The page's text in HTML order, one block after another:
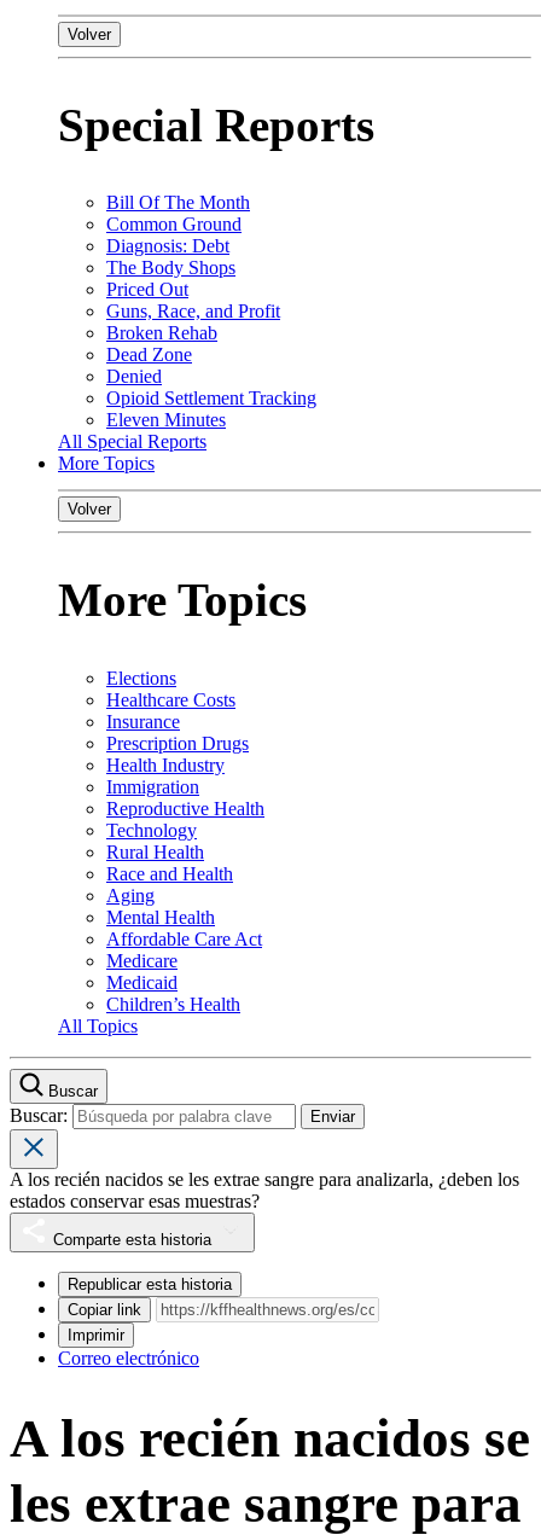
Volver
Special Reports
Bill Of The Month
Common Ground
Diagnosis: Debt
The Body Shops
Priced Out
Guns, Race, and Profit
Broken Rehab
Dead Zone
Denied
Opioid Settlement Tracking
Eleven Minutes
All Special Reports
More Topics
Volver
More Topics
Elections
Healthcare Costs
Insurance
Prescription Drugs
Health Industry
Immigration
Reproductive Health
Technology
Rural Health
Race and Health
Aging
Mental Health
Affordable Care Act
Medicare
Medicaid
Children’s Health
All Topics
Buscar
Buscar:
A los recién nacidos se les extrae sangre para analizarla, ¿deben los
estados conservar esas muestras?
Comparte esta historia
Republicar esta historia
Copiar link
Imprimir
Correo electrónico
A los recién nacidos se
les extrae sangre para